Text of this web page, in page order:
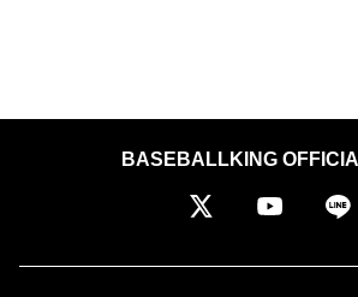
BASEBALLKING